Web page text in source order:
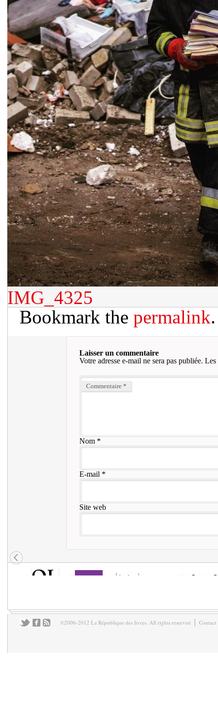
IMG_4325
Bookmark the permalink.
Laisser un commentaire
Votre adresse e-mail ne sera pas publiée. Les
Commentaire *
Nom*
E-mail *
Site web
©2006-2012 La République des livres. All rights reserved Contact